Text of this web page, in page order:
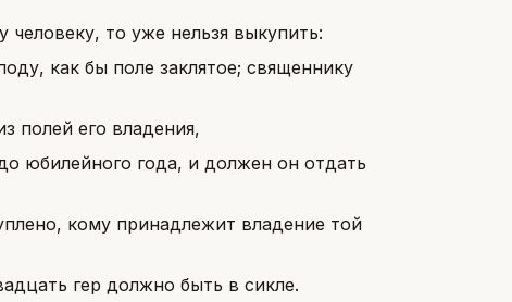
то уже нельзя выкупить:
как бы поле заклятое; священнику
полей его владения,
юбилейного года, и должен он отдать
кому принадлежит владение той
гер должно быть в сикле.